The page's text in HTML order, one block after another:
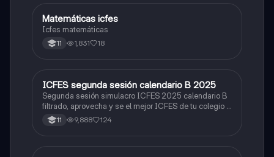
ICFES: Matemáticas
Matemáticas icfes
Icfes matemáticas
11 1,831 18
ICFES: Lectura Crítica
ICFES segunda sesión calendario B 2025
Segunda sesión simulacro ICFES 2025 calendario B
filtrado, aprovecha y se el mejor ICFES de tu colegio y
poder ingresar a universidad, y estudiar aquella
carrera con la que tanto sueñas.
11 9,888 124